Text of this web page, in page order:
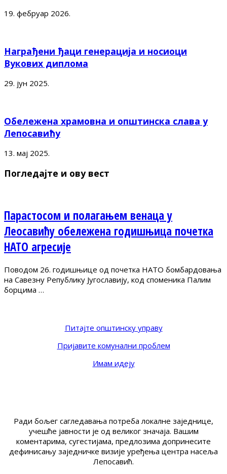
19. фебруар 2026.
Награђени ђаци генерација и носиоци
Вукових диплома
29. јун 2025.
Обележена храмовна и општинска слава у
Лепосавићу
13. мај 2025.
Погледајте и ову вест
Парастосом и полагањем венаца у
Леосавићу обележена годишњица почетка
НАТО агресије
Поводом 26. годишњице од почетка НАТО бомбардовања
на Савезну Републику Југославију, код споменика Палим
борцима …
Питајте општинску управу
Пријавите комунални проблем
Имам идеју
Ради бољег сагледавања потреба локалне заједнице,
учешће јавности је од великог значаја. Вашим
коментарима, сугестијама, предлозима допринесите
дефинисању заједничке визије уређења центра насеља
Лепосавић.